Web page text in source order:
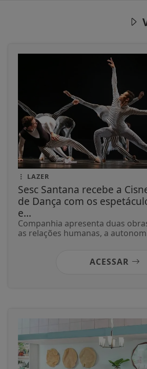
LAZER
Sesc Santana recebe a
de Dança com os
e...
Companhia apresenta duas
as relações humanas, a
ACESSAR